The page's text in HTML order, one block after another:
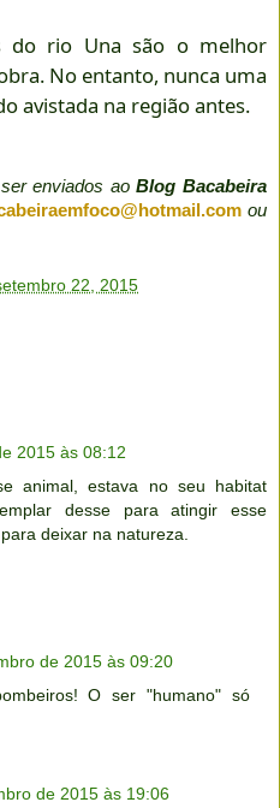
do rio Una são o melhor
No entanto, nunca uma
avistada na região antes.
enviados aoBlog Bacabeira
ou
22, 2015
2015 às 08:12
animal, estava no seu habitat
desse para atingir esse
deixar na natureza.
de 2015 às 09:20
O ser "humano" só
de 2015 às 19:06